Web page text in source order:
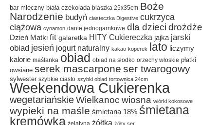
bar mleczny biała czekolada blaszka 25x35cm Boże
Narodzenie budyń ciasteczka Digestive cukrzyca
ciążowa cynamon danie jednogarnkowe dla dzieci drożdże
Dzień Matki fit galaretka HITY Cukiereczka jajka jarski
obiad jesień jogurt naturalny kakao koperek lato liczymy
kalorie maślanka obiad obiad na słodko orzechy włoskie płatki
owsiane serek mascarpone ser twarogowy
sylwester szybkie ciasto szybki obiad tortownica 24cm
Weekendowa Cukierenka
wegetariańskieWielkanoc wiosna wiórki kokosowe
wypieki na maśle śmietana 18% śmietana
kremówka
żółtka żółty ser